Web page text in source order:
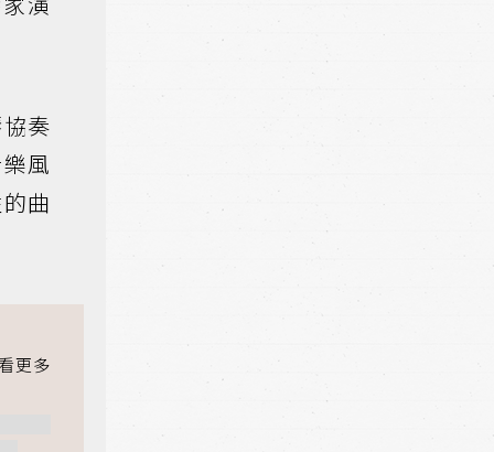
奏
風
曲